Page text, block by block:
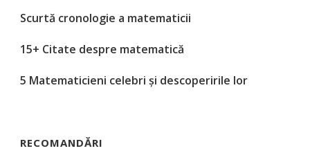
Scurtă cronologie a matematicii
15+ Citate despre matematică
5 Matematicieni celebri și descoperirile lor
RECOMANDĂRI